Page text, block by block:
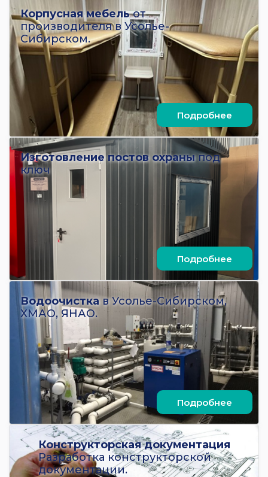
Корпусная мебельот
производителя в Усолье-
Сибирском.
Подробнее
Изготовление постов охраныпод
ключ
Подробнее
Водоочисткав Усолье-Сибирском,
ХМАО, ЯНАО.
Подробнее
Конструкторская документация
Разработка конструкторской
документации.